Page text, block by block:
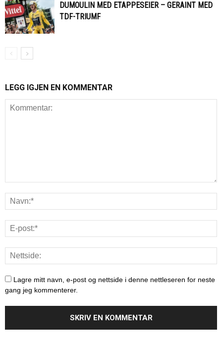
DUMOULIN MED ETAPPESEIER – GERAINT MED
TDF-TRIUMF
LEGG IGJEN EN KOMMENTAR
Lagre mitt navn, e-post og nettside i denne nettleseren for neste
gang jeg kommenterer.